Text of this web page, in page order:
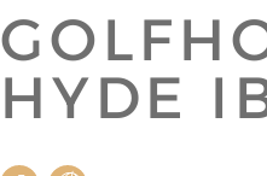
HYDE